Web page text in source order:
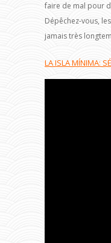
faire de mal pour
Dépêchez-vous,
jamais très
LA ISLA MÍNIMA: